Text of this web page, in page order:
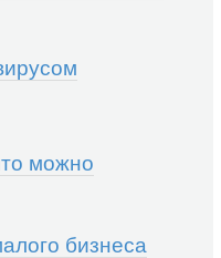
можно
бизнеса